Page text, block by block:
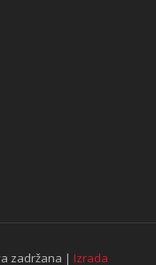
zadržana | Izrada